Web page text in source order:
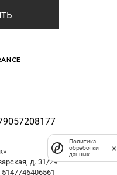
д. 31/29
Политика
обработки
данных